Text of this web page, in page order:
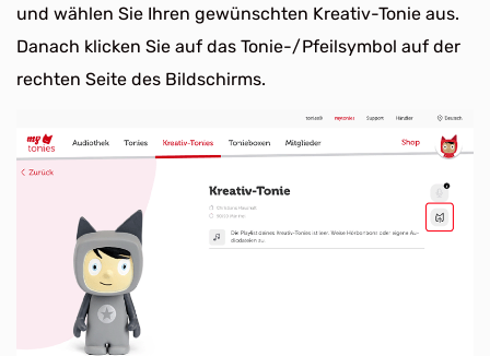
und wählen Sie Ihren gewünschten Kreativ-Tonie aus.
Danach klicken Sie auf das Tonie-/Pfeilsymbol auf der
rechten Seite des Bildschirms.